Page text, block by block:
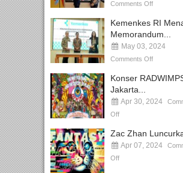
Comments Off
Kemenkes RI
Memorandum...
May 03, 2024
Comments Off
Konser
Jakarta...
Apr 30, 2024
Off
Zac Zhan
Apr 07, 2024
Off